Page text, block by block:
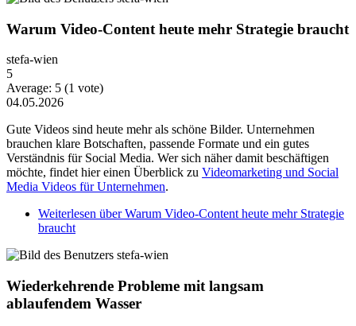
Warum Video-Content heute mehr Strategie braucht
stefa-wien
5
Average: 5 (1 vote)
04.05.2026
Gute Videos sind heute mehr als schöne Bilder. Unternehmen
brauchen klare Botschaften, passende Formate und ein gutes
Verständnis für Social Media. Wer sich näher damit beschäftigen
möchte, findet hier einen Überblick zu Videomarketing und Social
Media Videos für Unternehmen.
Weiterlesen über Warum Video-Content heute mehr Strategie
braucht
Wiederkehrende Probleme mit langsam
ablaufendem Wasser